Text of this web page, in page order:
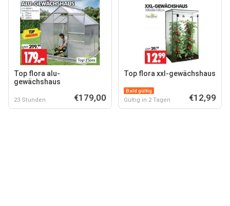
Top flora alu-
gewächshaus
23 Stunden €179,00
Top flora xxl-gewächshaus
Bald gültig
Gültig in 2 Tagen €12,99